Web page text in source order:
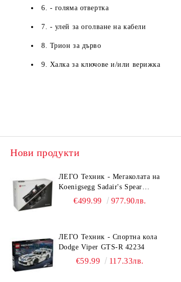
6. - голяма отвертка
7. - улей за оголване на кабели
8. Трион за дърво
9. Халка за ключове и/или верижка
Нови продукти
ЛЕГО Техник - Мегаколата на
Koenigsegg Sadair's Spear
42232€499.99 977.90лв.
ЛЕГО Техник - Спортна кола
Dodge Viper GTS-R 42234
€59.99 117.33лв.